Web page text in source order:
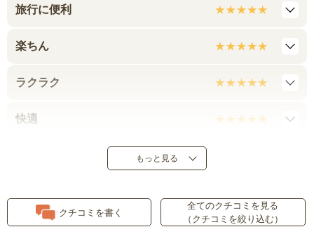
旅行に便利
楽ちん
ラクラク
快適
大人服デビュー
もっと見る
クチコミを書く
全てのクチコミを見る
（クチコミを絞り込む）